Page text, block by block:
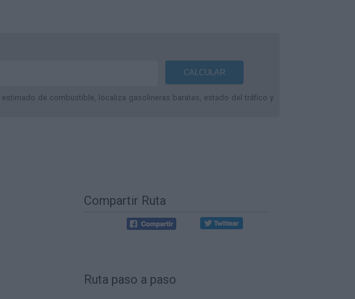
de combustible, localiza gasolineras baratas, estado del tráfico y
Compartir Ruta
Ruta paso a paso